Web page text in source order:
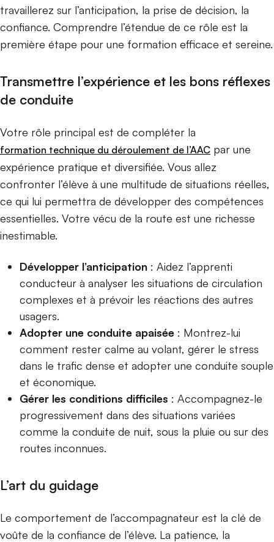
travaillerez sur l’anticipation, la prise de décision, la
confiance. Comprendre l’étendue de ce rôle est la
première étape pour une formation efficace et sereine.
Transmettre l’expérience et les bons réflexes
de conduite
Votre rôle principal est de compléter la
formation technique du déroulement de l’AAC par une
expérience pratique et diversifiée. Vous allez
confronter l’élève à une multitude de situations réelles,
ce qui lui permettra de développer des compétences
essentielles. Votre vécu de la route est une richesse
inestimable.
Développer l’anticipation : Aidez l’apprenti
conducteur à analyser les situations de circulation
complexes et à prévoir les réactions des autres
usagers.
Adopter une conduite apaisée : Montrez-lui
comment rester calme au volant, gérer le stress
dans le trafic dense et adopter une conduite souple
et économique.
Gérer les conditions difficiles : Accompagnez-le
progressivement dans des situations variées
comme la conduite de nuit, sous la pluie ou sur des
routes inconnues.
L’art du guidage
Le comportement de l’accompagnateur est la clé de
voûte de la confiance de l’élève. La patience, la